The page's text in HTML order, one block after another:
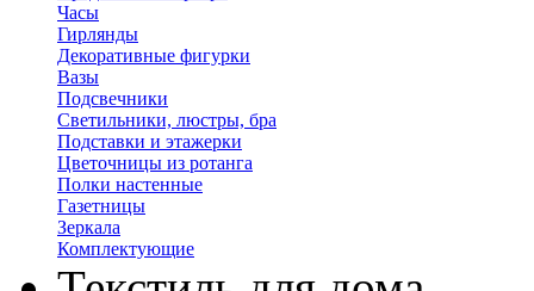
Часы
Гирлянды
Декоративные фигурки
Вазы
Подсвечники
Светильники, люстры, бра
Подставки и этажерки
Цветочницы из ротанга
Полки настенные
Газетницы
Зеркала
Комплектующие